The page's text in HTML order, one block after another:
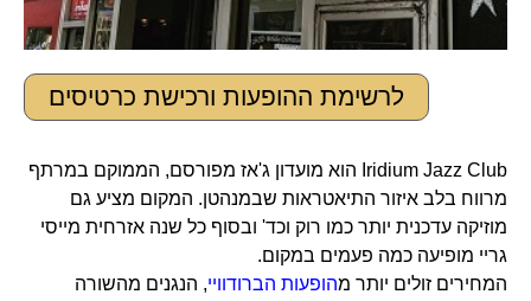
לרשימת ההופעות ורכישת כרטיסים
Iridium Jazz Club הוא מועדון ג'אז מפורסם, הממוקם במרתף
מרווח בלב איזור התיאטראות שבמנהטן. המקום מציע גם
מוזיקה עדכנית יותר כמו רוק וכד' ובסוף כל שנה אזרחית מייסי
גריי מופיעה כמה פעמים במקום.
המחירים זולים יותר מהופעות הברודוויי, הנגנים מהשורה